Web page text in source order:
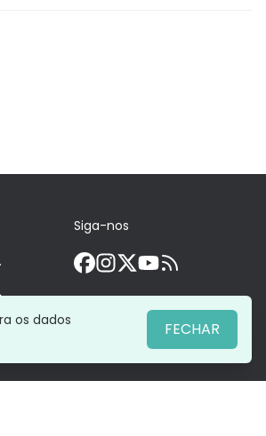
Siga-nos
os dados
FECHAR